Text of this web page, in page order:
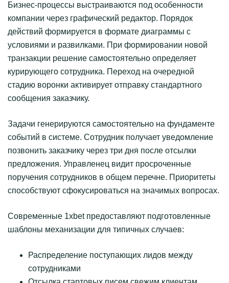
Бизнес-процессы выстраиваются под особенности
компании через графический редактор. Порядок
действий формируется в формате диаграммы с
условиями и развилками. При формировании новой
транзакции решение самостоятельно определяет
курирующего сотрудника. Переход на очередной
стадию воронки активирует отправку стандартного
сообщения заказчику.
Задачи генерируются самостоятельно на фундаменте
событий в системе. Сотрудник получает уведомление
позвонить заказчику через три дня после отсылки
предложения. Управленец видит просроченные
поручения сотрудников в общем перечне. Приоритеты
способствуют сфокусироваться на значимых вопросах.
Современные 1xbet предоставляют подготовленные
шаблоны механизации для типичных случаев:
Распределение поступающих лидов между
сотрудниками